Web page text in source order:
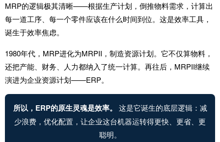
MRP的逻辑极其清晰——根据生产计划，倒推物料需求，计算出
每一道工序、每一个零件应该在什么时间到位。这是效率工具，
诞生于效率焦虑。
1980年代，MRP进化为MRPII ，制造资源计划。它不仅算物料，
还把产能、财务、人力都纳入了统一计算。再往后，MRPII继续
演进为企业资源计划——ERP。
所以，ERP的原生灵魂是效率。
这是它诞生的底层逻辑：减
少浪费，优化配置，让企业这台机器运转得更快、更省、更
聪明。